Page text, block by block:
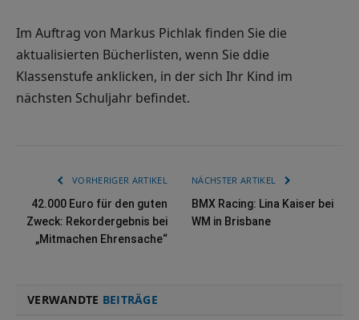
Im Auftrag von Markus Pichlak finden Sie die
aktualisierten Bücherlisten, wenn Sie ddie
Klassenstufe anklicken, in der sich Ihr Kind im
nächsten Schuljahr befindet.
VORHERIGER ARTIKEL
42.000 Euro für den guten
Zweck: Rekordergebnis bei
„Mitmachen Ehrensache“
NÄCHSTER ARTIKEL
BMX Racing: Lina Kaiser bei
WM in Brisbane
VERWANDTE BEITRÄGE